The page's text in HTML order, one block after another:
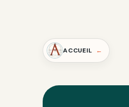
ACCUEIL